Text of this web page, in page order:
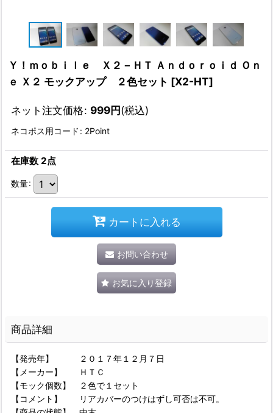
Ｙ！ｍｏｂｉｌｅ Ｘ２－ＨＴ Ａｎｄｏｒｏｉｄ Ｏｎ
ｅ Ｘ２ モックアップ ２色セット [X2-HT]
ネット注文価格: 999円(税込)
ネコポス用コード : 2Point
在庫数 2点
数量:
カートに入れる
お問い合わせ
お気に入り登録
商品詳細
【発売年】 ２０１７年１２月７日
【メーカー】 ＨＴＣ
【モック個数】 ２色で１セット
【コメント】 リアカバーのつけはずし可否は不可。